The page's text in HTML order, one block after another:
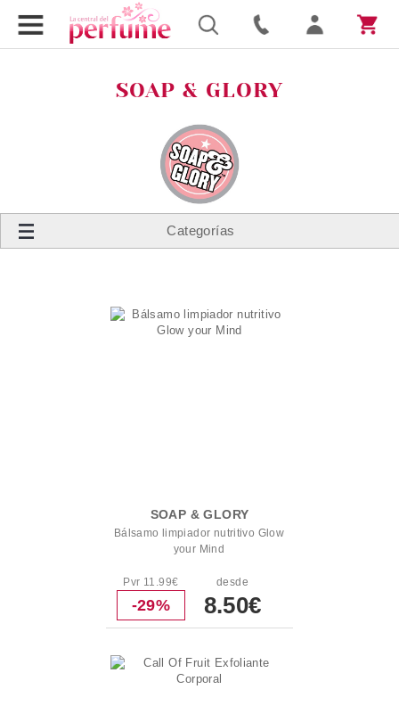
SOAP & GLORY
Categorías
SOAP & GLORY
Bálsamo limpiador nutritivo Glow
your Mind
Pvr 11.99€
-29%
desde
8.50€